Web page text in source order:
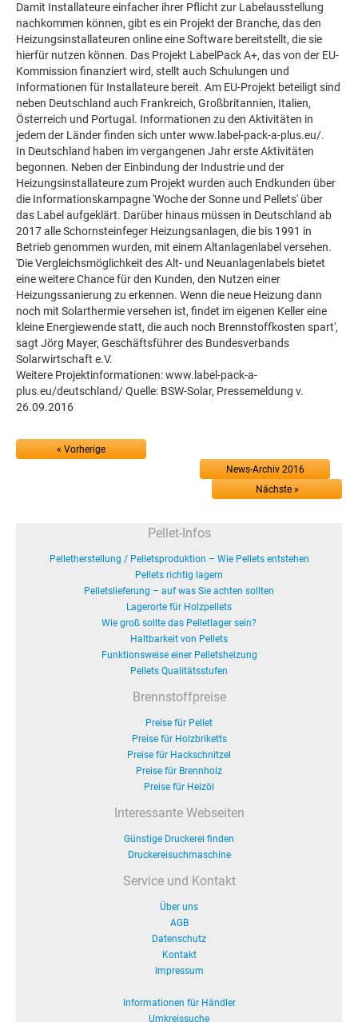
Damit Installateure einfacher ihrer Pflicht zur Labelausstellung
nachkommen können, gibt es ein Projekt der Branche, das den
Heizungsinstallateuren online eine Software bereitstellt, die sie
hierfür nutzen können. Das Projekt LabelPack A+, das von der EU-
Kommission finanziert wird, stellt auch Schulungen und
Informationen für Installateure bereit. Am EU-Projekt beteiligt sind
neben Deutschland auch Frankreich, Großbritannien, Italien,
Österreich und Portugal. Informationen zu den Aktivitäten in
jedem der Länder finden sich unter www.label-pack-a-plus.eu/.
In Deutschland haben im vergangenen Jahr erste Aktivitäten
begonnen. Neben der Einbindung der Industrie und der
Heizungsinstallateure zum Projekt wurden auch Endkunden über
die Informationskampagne 'Woche der Sonne und Pellets' über
das Label aufgeklärt. Darüber hinaus müssen in Deutschland ab
2017 alle Schornsteinfeger Heizungsanlagen, die bis 1991 in
Betrieb genommen wurden, mit einem Altanlagenlabel versehen.
'Die Vergleichsmöglichkeit des Alt- und Neuanlagenlabels bietet
eine weitere Chance für den Kunden, den Nutzen einer
Heizungssanierung zu erkennen. Wenn die neue Heizung dann
noch mit Solarthermie versehen ist, findet im eigenen Keller eine
kleine Energiewende statt, die auch noch Brennstoffkosten spart',
sagt Jörg Mayer, Geschäftsführer des Bundesverbands
Solarwirtschaft e.V.
Weitere Projektinformationen: www.label-pack-a-
plus.eu/deutschland/ Quelle: BSW-Solar, Pressemeldung v.
26.09.2016
« Vorherige
News-Archiv 2016
Nächste »
Pellet-Infos
Pelletherstellung / Pelletsproduktion – Wie Pellets entstehen
Pellets richtig lagern
Pelletslieferung – auf was Sie achten sollten
Lagerorte für Holzpellets
Wie groß sollte das Pelletlager sein?
Haltbarkeit von Pellets
Funktionsweise einer Pelletsheizung
Pellets Qualitätsstufen
Brennstoffpreise
Preise für Pellet
Preise für Holzbriketts
Preise für Hackschnitzel
Preise für Brennholz
Preise für Heizöl
Interessante Webseiten
Günstige Druckerei finden
Druckereisuchmaschine
Service und Kontakt
Über uns
AGB
Datenschutz
Kontakt
Impressum
Informationen für Händler
Umkreissuche